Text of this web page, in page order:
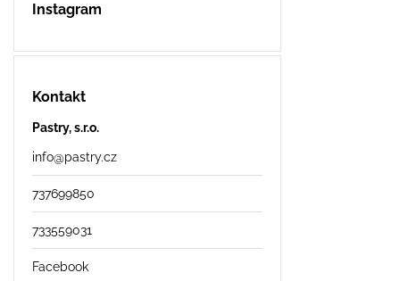
Instagram
Kontakt
Pastry, s.r.o.
info@pastry.cz
737699850
733559031
Facebook